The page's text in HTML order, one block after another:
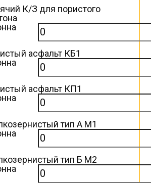
К/З для пористого
асфальт КБ1
асфальт КП1
тип А М1
тип Б М2